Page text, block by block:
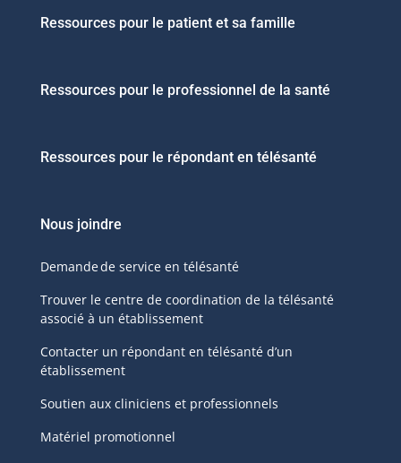
Ressources pour le patient et sa famille
Ressources pour le professionnel de la santé
Ressources pour le répondant en télésanté
Nous joindre
Demande de service en télésanté
Trouver le centre de coordination de la télésanté
associé à un établissement
Contacter un répondant en télésanté d’un
établissement
Soutien aux cliniciens et professionnels
Matériel promotionnel